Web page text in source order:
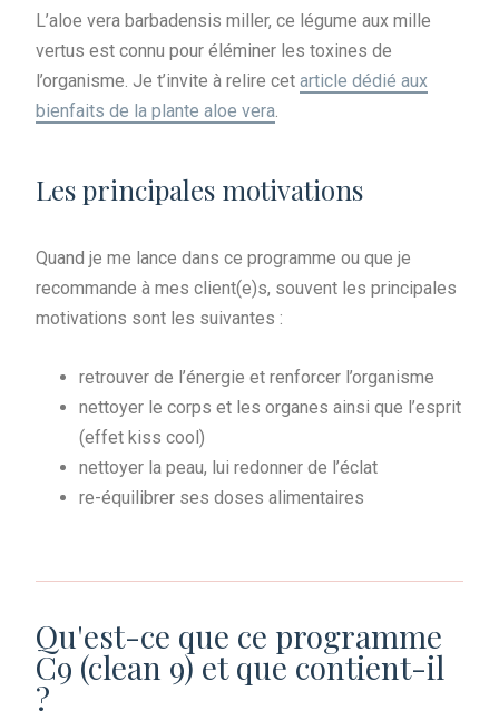
L’aloe vera barbadensis miller, ce légume aux mille
vertus est connu pour éléminer les toxines de
l’organisme. Je t’invite à relire cetarticle dédié aux
bienfaits de la plante aloe vera.
Les principales motivations
Quand je me lance dans ce programme ou que je
recommande à mes client(e)s, souvent les principales
motivations sont les suivantes :
retrouver de l’énergie et renforcer l’organisme
nettoyer le corps et les organes ainsi que l’esprit
(effet kiss cool)
nettoyer la peau, lui redonner de l’éclat
re-équilibrer ses doses alimentaires
Qu'est-ce que ce programme
C9 (clean 9) et que contient-il
?